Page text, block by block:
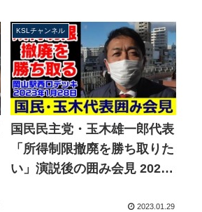
KSLチャンネル
国民民主党・玉木雄一郎代表
「所得制限撤廃を勝ち取りた
い」演説後の囲み会見 2023
2023.01.29